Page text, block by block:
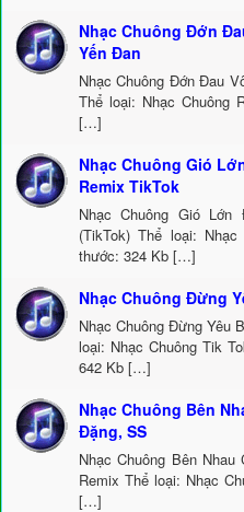
Nhạc Chuông Đớn
Yến Đan
Nhạc Chuông Đớn Đau
Thể loại: Nhạc Chuông
[…]
Nhạc Chuông Gió
Remix TikTok
Nhạc Chuông Gió
(TikTok) Thể loại:
thước: 324 Kb […]
Nhạc Chuông Đừng
Nhạc Chuông Đừng Yêu
loại: Nhạc Chuông Tik
642 Kb […]
Nhạc Chuông Bên
Đặng, SS
Nhạc Chuông Bên
Remix Thể loại: Nhạc
[…]